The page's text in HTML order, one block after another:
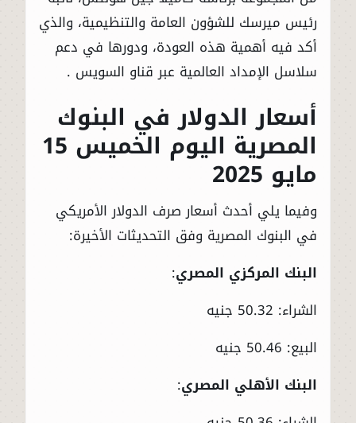
رئيس ميرسك للشؤون العامة والتنظيمية، والذي
أكد فيه أهمية هذه العودة، ودورها في دعم
سلاسل الإمداد العالمية عبر قناو السويس .
أسعار الدولار في البنوك
المصرية اليوم الخميس 15
مايو 2025
وفيما يلي أحدث أسعار صرف الدولار الأمريكي
في البنوك المصرية وفق التحديثات الأخيرة:
البنك المركزي المصري:
الشراء: 50.32 جنيه
البيع: 50.46 جنيه
البنك الأهلي المصري: